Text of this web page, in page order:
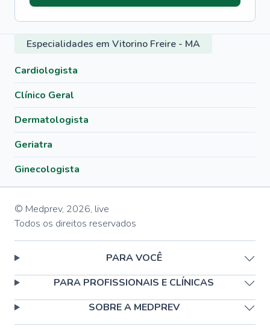
Especialidades em Vitorino Freire - MA
Cardiologista
Clínico Geral
Dermatologista
Geriatra
Ginecologista
© Medprev, 2026, live
Todos os direitos reservados
PARA VOCÊ
PARA PROFISSIONAIS E CLÍNICAS
SOBRE A MEDPREV